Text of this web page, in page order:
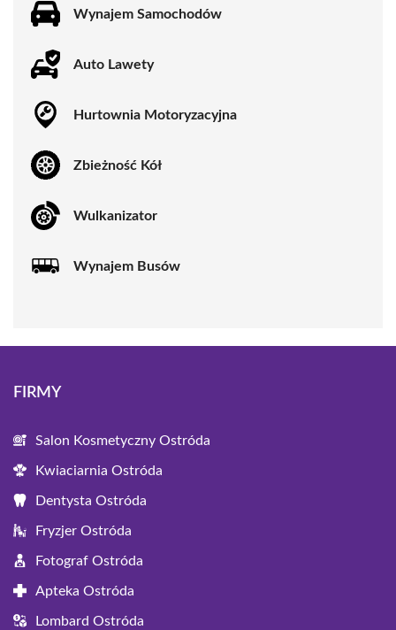
Wynajem Samochodów
Auto Lawety
Hurtownia Motoryzacyjna
Zbieżność Kół
Wulkanizator
Wynajem Busów
FIRMY
Salon Kosmetyczny Ostróda
Kwiaciarnia Ostróda
Dentysta Ostróda
Fryzjer Ostróda
Fotograf Ostróda
Apteka Ostróda
Lombard Ostróda